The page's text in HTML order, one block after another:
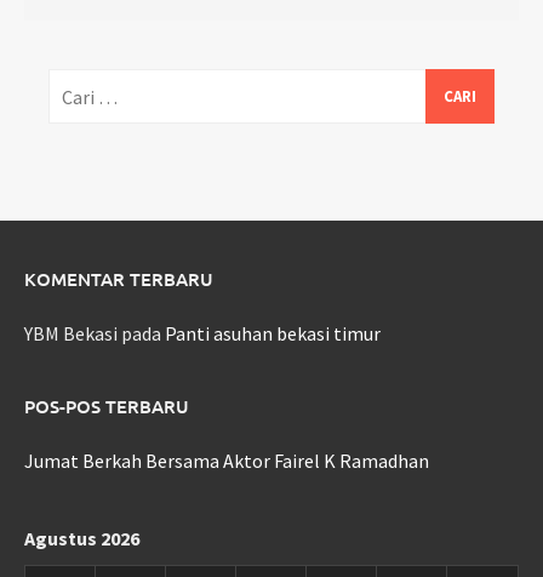
untuk:
KOMENTAR TERBARU
YBM Bekasi pada Panti asuhan bekasi timur
POS-POS TERBARU
Jumat Berkah Bersama Aktor Fairel K Ramadhan
Agustus 2026